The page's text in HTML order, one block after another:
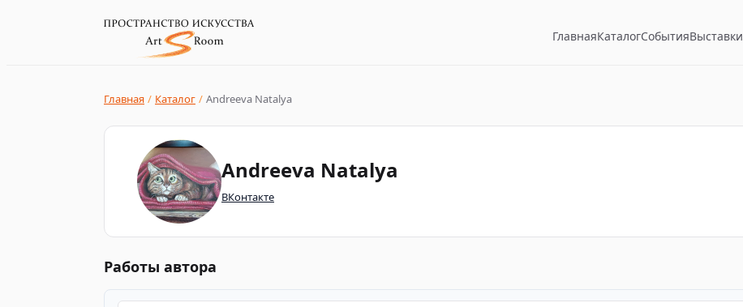
ГлавнаяКаталогСобытияВыставки
Главная / Каталог / Andreeva Natalya
Andreeva Natalya
ВКонтакте
Работы автора